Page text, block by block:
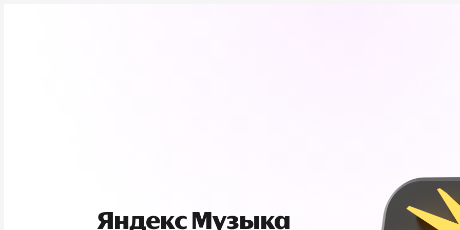
Яндекс Музыка